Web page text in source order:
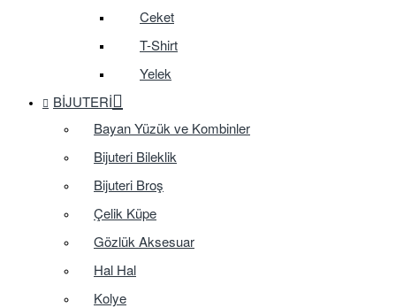
Ceket
T-Shirt
Yelek
BIJUTERI
Bayan Yüzük ve Kombinler
Bijuteri Bileklik
Bijuteri Broş
Çelik Küpe
Gözlük Aksesuar
Hal Hal
Kolye